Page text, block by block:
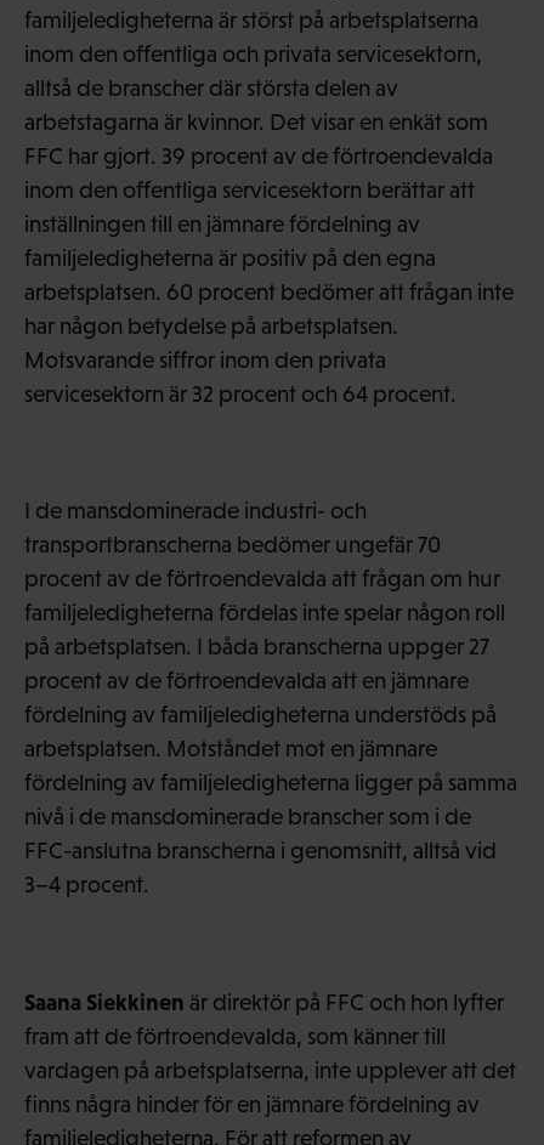
familjeledigheterna är störst på arbetsplatserna
inom den offentliga och privata servicesektorn,
alltså de branscher där största delen av
arbetstagarna är kvinnor. Det visar en enkät som
FFC har gjort. 39 procent av de förtroendevalda
inom den offentliga servicesektorn berättar att
inställningen till en jämnare fördelning av
familjeledigheterna är positiv på den egna
arbetsplatsen. 60 procent bedömer att frågan inte
har någon betydelse på arbetsplatsen.
Motsvarande siffror inom den privata
servicesektorn är 32 procent och 64 procent.
I de mansdominerade industri- och
transportbranscherna bedömer ungefär 70
procent av de förtroendevalda att frågan om hur
familjeledigheterna fördelas inte spelar någon roll
på arbetsplatsen. I båda branscherna uppger 27
procent av de förtroendevalda att en jämnare
fördelning av familjeledigheterna understöds på
arbetsplatsen. Motståndet mot en jämnare
fördelning av familjeledigheterna ligger på samma
nivå i de mansdominerade branscher som i de
FFC-anslutna branscherna i genomsnitt, alltså vid
3–4 procent.
Saana Siekkinen är direktör på FFC och hon lyfter
fram att de förtroendevalda, som känner till
vardagen på arbetsplatserna, inte upplever att det
finns några hinder för en jämnare fördelning av
familjeledigheterna. För att reformen av